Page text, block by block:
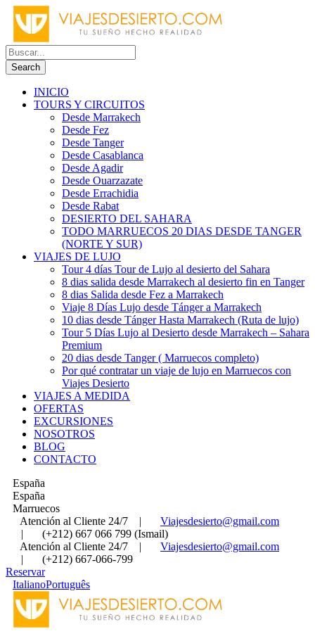
INICIO
TOURS Y CIRCUITOS
Desde Marrakech
Desde Fez
Desde Tanger
Desde Casablanca
Desde Agadir
Desde Ouarzazate
Desde Errachidia
Desde Rabat
DESIERTO DEL SAHARA
TODO MARRUECOS 20 DIAS DESDE TANGER
(NORTE Y SUR)
VIAJES DE LUJO
Tour 4 días Tour de Lujo al desierto del Sahara
8 dias salida desde Marrakech al desierto fin en Tanger
8 dias Salida desde Fez a Marrakech
Viaje 8 Días Lujo desde Tánger a Marrakech
10 dias desde Tánger Hasta Marrakech (Ruta de lujo)
Tour 5 Días Lujo al Desierto desde Marrakech – Sahara
Premium
20 dias desde Tanger ( Marruecos completo)
Por qué contratar un viaje de lujo en Marruecos con
Viajes Desierto
VIAJES A MEDIDA
OFERTAS
EXCURSIONES
NOSOTROS
BLOG
CONTACTO
España
España
Marruecos
Atención al Cliente 24/7
|
Viajesdesierto@gmail.com
|
(+212) 667 066 799 (Ismail)
Atención al Cliente 24/7
|
Viajesdesierto@gmail.com
|
(+212) 667-066-799
Reservar
ItalianoPortuguês